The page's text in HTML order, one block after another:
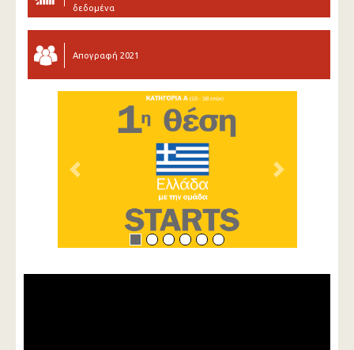
δεδομένα
Απογραφή 2021
Previous Next